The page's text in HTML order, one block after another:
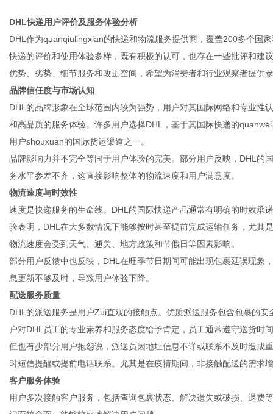
DHL快递用户评价及服务体验分析
DHL作为quanqiulingxian的快递和物流服务提供商，覆盖200多个国
快递的评价和使用体验多样，既有积极的认可，也存在一些批评和建
优势、劣势、细节服务和改进空间，希望为消费者和行业观察者提供
品牌信任度与市场认知
DHL的品牌形象在全球范围内较为强势，用户对其国际网络和专业性
和高品质的服务体验。许多用户选择DHL，基于其国际快递的
用户shouxuan的国际货运渠道之一。
品牌影响力并不完全等同于用户体验的完美。部分用户反映，DHL的
务水平参差不齐，这直接影响整体的物流速度和用户满意度。
物流速度与时效性
速度是快递服务的生命线。DHL的国际快递产品通常有明确的时效承
验表明，DHL在大多数情况下能够按时甚至提前完成运输任务，尤其
物流速度会受到天气、通关、地方政策和节假日等因素影响。
部分用户反馈中也反映，DHL在旺季节日期间可能出现包裹延误现象
息更新不够及时，导致用户体验下降。
配送服务质量
DHL的派送服务是用户Zui直观的接触点。优质派送服务包含包裹的
户对DHL员工的专业素养和服务态度给予肯定，员工通常遵守送货时
但也有少部分用户抱怨说，派送员因地址信息不详或联系不及时造成
时短信提醒或提前电话联系。尤其是在疫情期间，非接触配送的需求
客户服务体验
用户多次接触客户服务，包括查询包裹状态、解决遗失或破损、退费